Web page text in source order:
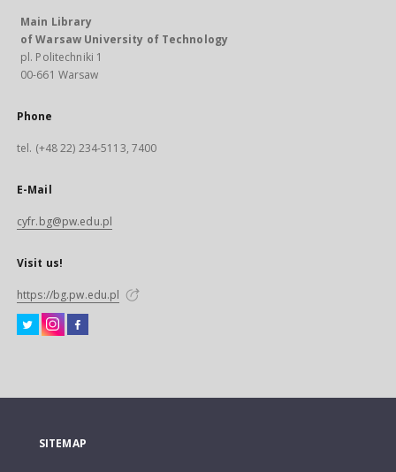
Main Library
of Warsaw University of Technology
pl. Politechniki 1
00-661 Warsaw
Phone
tel. (+48 22) 234-5113, 7400
E-Mail
cyfr.bg@pw.edu.pl
Visit us!
https://bg.pw.edu.pl
SITEMAP